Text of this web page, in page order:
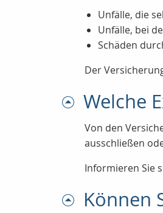
Unfälle, die
Unfälle, bei
Schäden
Der
Welche
Von den
ausschließen
Informieren Sie
Können